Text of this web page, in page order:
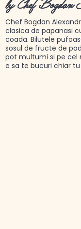
by Chef Bogdan
Chef Bogdan
clasica de papanasi
coada. Bilutele
sosul de fructe de
pot multumi si pe cel
e sa te bucuri chiar